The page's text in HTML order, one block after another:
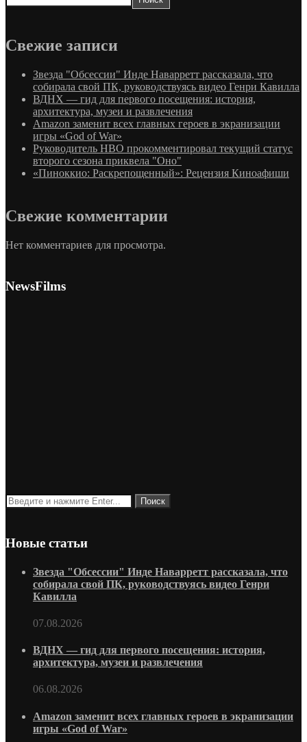
Свежие записи
Звезда "Обсессии" Инде Наварретт рассказала, что
собирала свой ПК, руководствуясь видео Генри Кавилла
ВДНХ — гид для первого посещения: история,
архитектура, музеи и развлечения
Amazon заменит всех главных героев в экранизации
игры «God of War»
Руководитель HBO прокомментировал текущий статус
второго сезона приквела "Оно"
«Пиноккио: Раскрепощенный»: Рецензия Киноафиши
Свежие комментарии
Нет комментариев для просмотра.
NewsFilms
Новые статьи
Звезда "Обсессии" Инде Наварретт рассказала, что
собирала свой ПК, руководствуясь видео Генри
Кавилла
07.08.2026
ВДНХ — гид для первого посещения: история,
архитектура, музеи и развлечения
06.08.2026
Amazon заменит всех главных героев в экранизации
игры «God of War»